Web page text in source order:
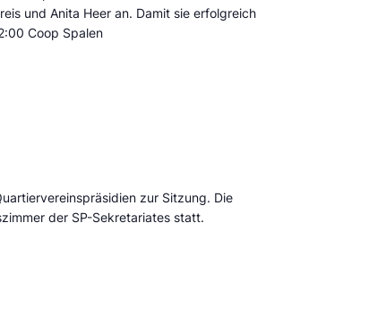
und Anita Heer an. Damit sie erfolgreich
Coop Spalen
zur Sitzung. Die
der SP-Sekretariates statt.